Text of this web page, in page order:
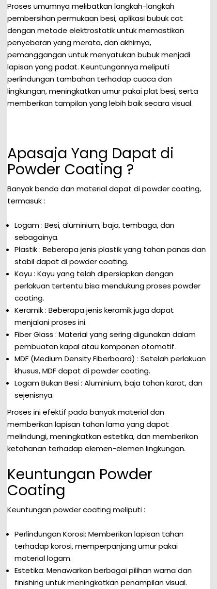
Proses umumnya melibatkan langkah-langkah
pembersihan permukaan besi, aplikasi bubuk cat
dengan metode elektrostatik untuk memastikan
penyebaran yang merata, dan akhirnya,
pemanggangan untuk menyatukan bubuk menjadi
lapisan yang padat. Keuntungannya meliputi
perlindungan tambahan terhadap cuaca dan
lingkungan, meningkatkan umur pakai plat besi, serta
memberikan tampilan yang lebih baik secara visual.
Apasaja Yang Dapat di
Powder Coating ?
Banyak benda dan material dapat di powder coating,
termasuk :
Logam : Besi, aluminium, baja, tembaga, dan
sebagainya.
Plastik : Beberapa jenis plastik yang tahan panas dan
stabil dapat di powder coating.
Kayu : Kayu yang telah dipersiapkan dengan
perlakuan tertentu bisa mendukung proses powder
coating.
Keramik : Beberapa jenis keramik juga dapat
menjalani proses ini.
Fiber Glass : Material yang sering digunakan dalam
pembuatan kapal atau komponen otomotif.
MDF (Medium Density Fiberboard) : Setelah perlakuan
khusus, MDF dapat di powder coating.
Logam Bukan Besi : Aluminium, baja tahan karat, dan
sejenisnya.
Proses ini efektif pada banyak material dan
memberikan lapisan tahan lama yang dapat
melindungi, meningkatkan estetika, dan memberikan
ketahanan terhadap elemen-elemen lingkungan.
Keuntungan Powder
Coating
Keuntungan powder coating meliputi :
Perlindungan Korosi: Memberikan lapisan tahan
terhadap korosi, memperpanjang umur pakai
material logam.
Estetika: Menawarkan berbagai pilihan warna dan
finishing untuk meningkatkan penampilan visual.